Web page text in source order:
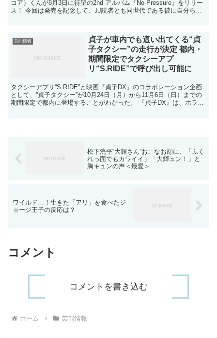
コア）くんが8月3日に待望の2nd アルバム『No Pressure』をリリー
ス！ 今回は発売を記念して、JJ読者とも同世代である彼に自分らし
芸能情報
貞子が車内でも這い出てくる“貞
子タクシー”の走行が決定 都内・
期間限定でタクシーアプ
リ“S.RIDE”で呼び出し可能に
タクシーアプリ“S.RIDE”と映画『貞子DX』のコラボレーション企画
として、“貞子タクシー”が10月24日（月）から11月6日（日）までの
期間限定で都内に登場することがわかった。 『貞子DX』は、ホラー
松下洸平“大輝さん”おこなお顔に、「ふく
れっ面でもカワイイ」「大輝ュン！」と
胸キュンの声＜最愛＞
ワイルド…！生きた「アリ」を食べたジ
ョージ王子の反応は？
コメント
コメントを書き込む
ホーム 芸能情報